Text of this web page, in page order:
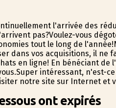
l'arrivée des
pas?Voulez-vous
tout le long de
dans vos acquisitions, il
en ligne! En bénéficiant
intéressant, n'est-
notre site sur Internet et
ont expirés